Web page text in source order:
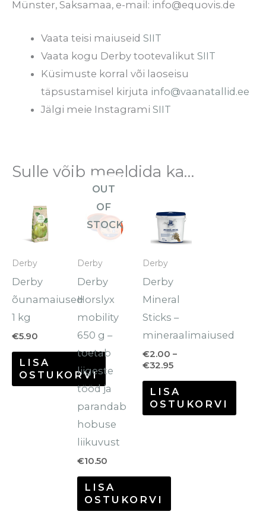
Münster, Saksamaa, e-mail: info@equovis.de
Vaata teisi maiuseidSIIT
Vaata kogu Derby tootevalikutSIIT
Küsimuste korral või laoseisu
täpsustamisel kirjuta info@vaanatallid.ee
Jälgi meie InstagramiSIIT
Sulle võib meeldida ka…
Derby
Derby
õunamaiused
1 kg
€5.90
LISA
OSTUKORVI
OUT
OF
STOCK
Derby
Derby
Horslyx
mobility
650 g –
toetab
liigeste
tööd ja
parandab
hobuse
liikuvust
€10.50
LISA
OSTUKORVI
Derby
Derby
Mineral
Sticks –
mineraalimaiused
€2.00 –
€32.95
€2.00
kuni
€32.95
LISA
OSTUKORVI
tootel
on
mitu
varianti.
Valikuid
saab
teha